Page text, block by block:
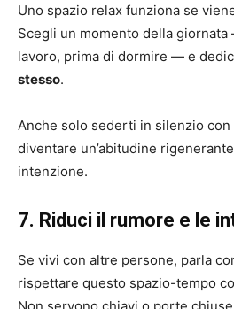
Uno spazio relax funziona se
Scegli un momento della
lavoro, prima di dormire — e
stesso.
Anche solo sederti in silenzio con
diventare un’abitudine
intenzione.
7. Riduci il rumore e le
Se vivi con altre persone, parla
rispettare questo spazio-tempo